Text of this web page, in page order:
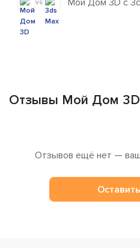
vs
Отзывы Мой Дом 3D
Отзывов ещё нет —